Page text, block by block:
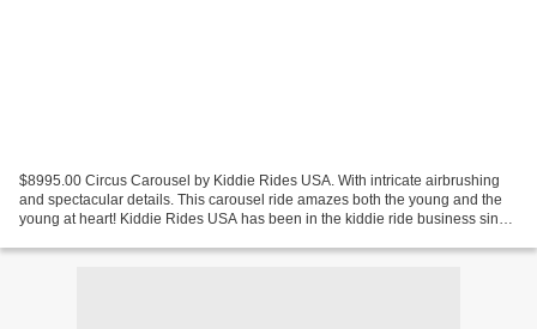
$8995.00 Circus Carousel by Kiddie Rides USA. With intricate airbrushing
and spectacular details. This carousel ride amazes both the young and the
young at heart! Kiddie Rides USA has been in the kiddie ride business since